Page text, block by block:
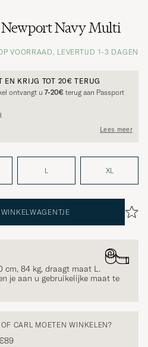
Newport Navy Multi
VOORRAAD, LEVERTIJD 1-3 DAGEN
EN KRIJG TOT 20€ TERUG
ontvangt u 7-20€ terug aan Passport
Lees meer
L XL
cm, 84 kg, draagt maat L.
je aan u gebruikelijke maat te
CARL MOETEN WINKELEN?